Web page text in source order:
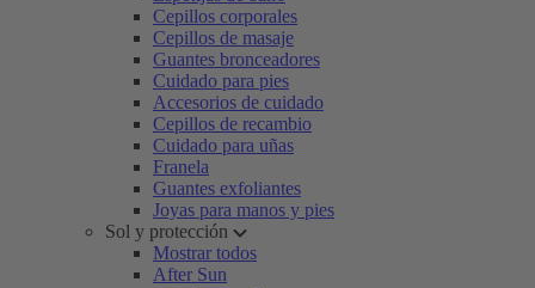
Cepillos corporales
Cepillos de masaje
Guantes bronceadores
Cuidado para pies
Accesorios de cuidado
Cepillos de recambio
Cuidado para uñas
Franela
Guantes exfoliantes
Joyas para manos y pies
Sol y protección
Mostrar todos
After Sun